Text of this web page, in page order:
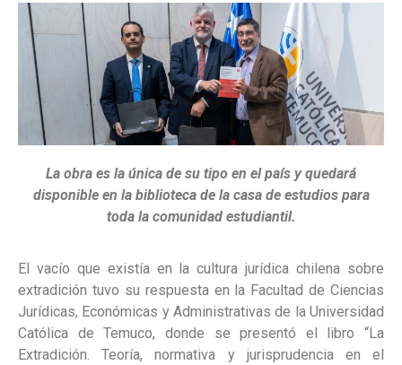
La obra es la única de su tipo en el país y quedará
disponible en la biblioteca de la casa de estudios para
toda la comunidad estudiantil.
El vacío que existía en la cultura jurídica chilena sobre
extradición tuvo su respuesta en la Facultad de Ciencias
Jurídicas, Económicas y Administrativas de la Universidad
Católica de Temuco, donde se presentó el libro “La
Extradición. Teoría, normativa y jurisprudencia en el